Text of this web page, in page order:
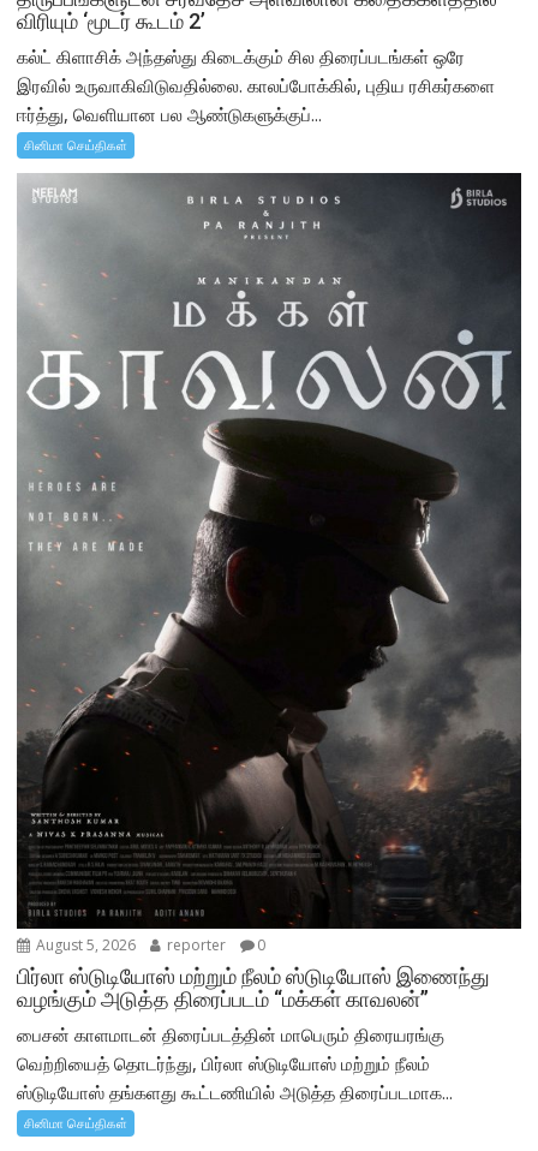
விரியும் ‘மூடர் கூடம் 2’
கல்ட் கிளாசிக் அந்தஸ்து கிடைக்கும் சில திரைப்படங்கள் ஒரே
இரவில் உருவாகிவிடுவதில்லை. காலப்போக்கில், புதிய ரசிகர்களை
ஈர்த்து, வெளியான பல ஆண்டுகளுக்குப்...
சினிமா செய்திகள்
August 5, 2026 reporter 0
பிர்லா ஸ்டுடியோஸ் மற்றும் நீலம் ஸ்டுடியோஸ் இணைந்து
வழங்கும் அடுத்த திரைப்படம் “மக்கள் காவலன்”
பைசன் காளமாடன் திரைப்படத்தின் மாபெரும் திரையரங்கு
வெற்றியைத் தொடர்ந்து, பிர்லா ஸ்டுடியோஸ் மற்றும் நீலம்
ஸ்டுடியோஸ் தங்களது கூட்டணியில் அடுத்த திரைப்படமாக...
சினிமா செய்திகள்